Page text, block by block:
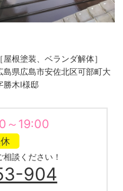
［屋根塗装、ベランダ解体］
島県広島市安佐北区可部町大
勝木I様邸
～19:00
談ください！
904